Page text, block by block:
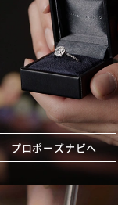
プロポーズナビへ